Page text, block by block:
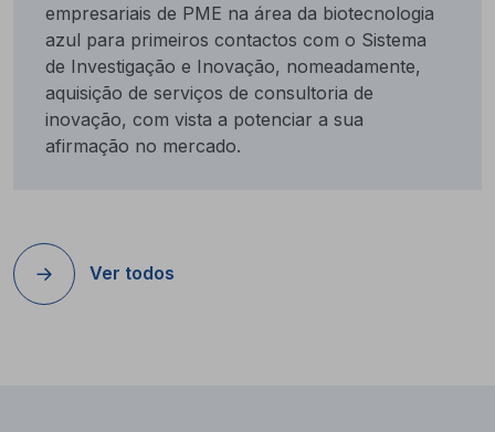
empresariais de PME na área da biotecnologia
azul para primeiros contactos com o Sistema
de Investigação e Inovação, nomeadamente,
aquisição de serviços de consultoria de
inovação, com vista a potenciar a sua
afirmação no mercado.
Ver todos